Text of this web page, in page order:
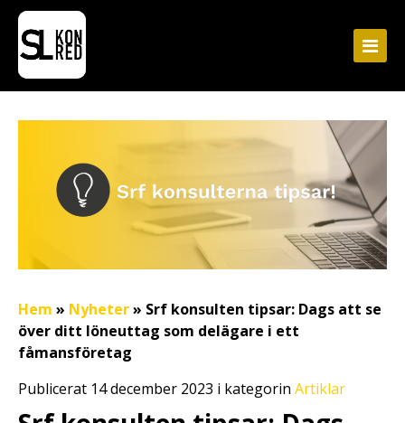
Hem » Nyheter» Srf konsulten tipsar: Dags att se
över ditt löneuttag som delägare i ett
fåmansföretag
Publicerat 14 december 2023 i kategorin Artiklar